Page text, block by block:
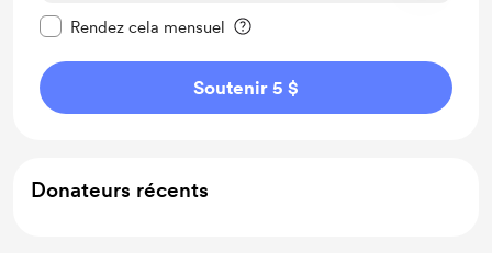
Rendez cela mensuel
Soutenir 5 $
Donateurs récents